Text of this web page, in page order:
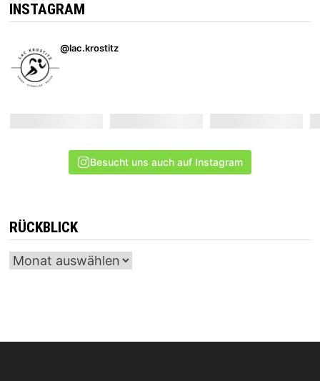
INSTAGRAM
@lac.krostitz
Besucht uns auch auf Instagram
RÜCKBLICK
Archiv